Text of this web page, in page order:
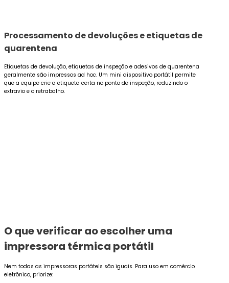
Processamento de devoluções e etiquetas de
quarentena
Etiquetas de devolução, etiquetas de inspeção e adesivos de quarentena
geralmente são impressos ad hoc. Um mini dispositivo portátil permite
que a equipe crie a etiqueta certa no ponto de inspeção, reduzindo o
extravio e o retrabalho.
O que verificar ao escolher uma
impressora térmica portátil
Nem todas as impressoras portáteis são iguais. Para uso em comércio
eletrônico, priorize: